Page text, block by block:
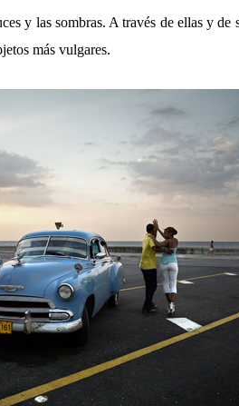
y las sombras. A través de ellas y de
más vulgares.